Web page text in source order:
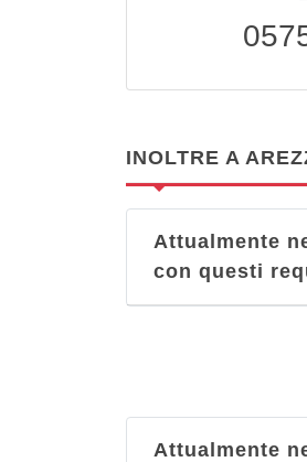
INOLTRE A
Attualmente
con questi
Attualmente